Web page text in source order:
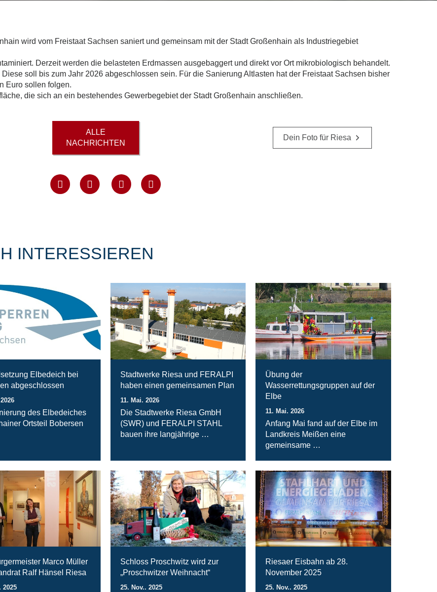
wird vom Freistaat Sachsen saniert und gemeinsam mit der Stadt Großenhain als Industriegebiet
Derzeit werden die belasteten Erdmassen ausgebaggert und direkt vor Ort mikrobiologisch behandelt.
soll bis zum Jahr 2026 abgeschlossen sein. Für die Sanierung Altlasten hat der Freistaat Sachsen bisher
Euro sollen folgen.
die sich an ein bestehendes Gewerbegebiet der Stadt Großenhain anschließen.
ALLE
NACHRICHTEN
Dein Foto für Riesa
INTERESSIEREN
Elbedeich bei
abgeschlossen
des Elbedeiches
Ortsteil Bobersen
Stadtwerke Riesa und FERALPI
haben einen gemeinsamen Plan
11. Mai. 2026
Die Stadtwerke Riesa GmbH
(SWR) und FERALPI STAHL
bauen ihre langjährige …
Übung der
Wasserrettungsgruppen auf der
Elbe
11. Mai. 2026
Anfang Mai fand auf der Elbe im
Landkreis Meißen eine
gemeinsame …
Marco Müller
Ralf Hänsel Riesa
2025
Schloss Proschwitz wird zur
„Proschwitzer Weihnacht“
25. Nov.. 2025
Riesaer Eisbahn ab 28.
November 2025
25. Nov.. 2025